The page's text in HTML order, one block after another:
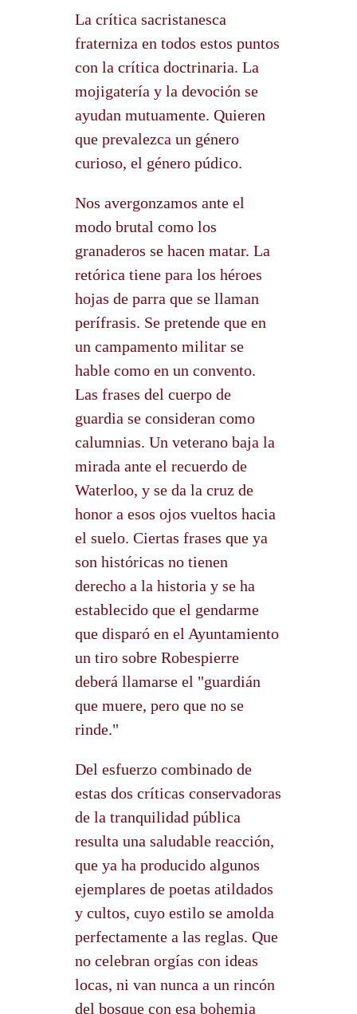
La crítica sacristanesca
fraterniza en todos estos puntos
con la crítica doctrinaria. La
mojigatería y la devoción se
ayudan mutuamente. Quieren
que prevalezca un género
curioso, el género púdico.
Nos avergonzamos ante el
modo brutal como los
granaderos se hacen matar. La
retórica tiene para los héroes
hojas de parra que se llaman
perífrasis. Se pretende que en
un campamento militar se
hable como en un convento.
Las frases del cuerpo de
guardia se consideran como
calumnias. Un veterano baja la
mirada ante el recuerdo de
Waterloo, y se da la cruz de
honor a esos ojos vueltos hacia
el suelo. Ciertas frases que ya
son históricas no tienen
derecho a la historia y se ha
establecido que el gendarme
que disparó en el Ayuntamiento
un tiro sobre Robespierre
deberá llamarse el "guardián
que muere, pero que no se
rinde."
Del esfuerzo combinado de
estas dos críticas conservadoras
de la tranquilidad pública
resulta una saludable reacción,
que ya ha producido algunos
ejemplares de poetas atildados
y cultos, cuyo estilo se amolda
perfectamente a las reglas. Que
no celebran orgías con ideas
locas, ni van nunca a un rincón
del bosque con esa bohemia